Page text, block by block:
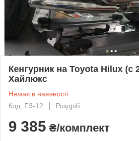
Кенгурник на Toyota Hilux (c
Хайлюкс
Немає в наявності
Код: F3-12
Роздріб
9 385 ₴/комплект